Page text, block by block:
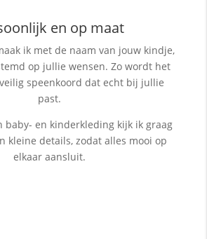
en op maat
ik met de naam van jouw kindje,
op jullie wensen. Zo wordt het
speenkoord dat echt bij jullie
past.
baby- en kinderkleding kijk ik graag
kleine details, zodat alles mooi op
elkaar aansluit.